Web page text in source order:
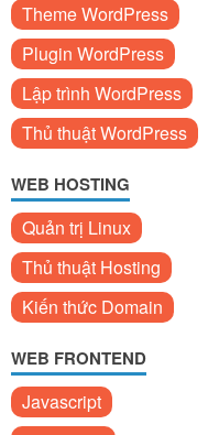
Theme WordPress
Plugin WordPress
Lập trình WordPress
Thủ thuật WordPress
WEB HOSTING
Quản trị Linux
Thủ thuật Hosting
Kiến thức Domain
WEB FRONTEND
Javascript